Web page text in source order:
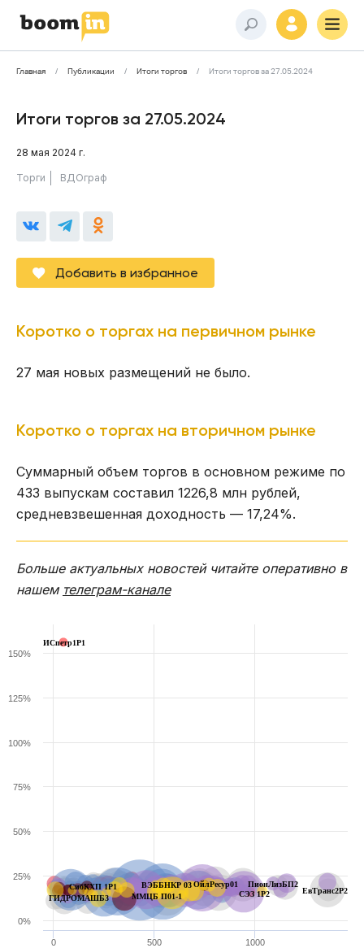
Главная Публикации Итоги торгов Итоги торгов за 27.05.2024
Итоги торгов за 27.05.2024
28 мая 2024 г.
Торги ВДОграф
Добавить в избранное
Коротко о торгах на первичном рынке
27 мая новых размещений не было.
Коротко о торгах на вторичном рынке
Суммарный объем торгов в основном режиме по
433 выпускам составил 1226,8 млн рублей,
средневзвешенная доходность — 17,24%.
Больше актуальных новостей читайте оперативно в
нашем телеграм-канале
СибКХП 1P1
ММЦБ П01-1
ГИДРОМАШБ3 СЭЗ 1P2
ВЭББНКР 03ОйлРесур01
ЕвТранс2P2
ПионЛизБП2
ИСпетр1P1
0 500 1000
0%
25%
50%
75%
100%
125%
150%